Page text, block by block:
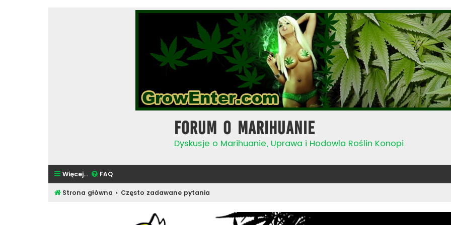
Forum o Marihuanie
Dyskusje o Marihuanie, Uprawa i Hodowla Roślin Konopi
Więcej… FAQ
Strona główna Często zadawane pytania